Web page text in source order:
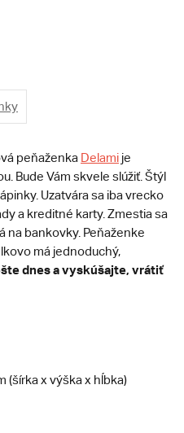
peňaženka Delami je
Bude Vám skvele slúžiť. Štýl
Uzatvára sa iba vrecko
a kreditné karty. Zmestia sa
na bankovky. Peňaženke
má jednoduchý,
dnes a vyskúšajte, vrátiť
(šírka x výška x hĺbka)